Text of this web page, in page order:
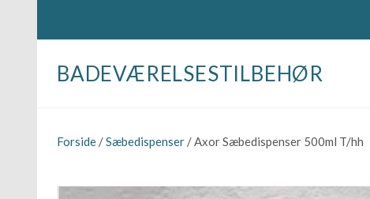
BADEVÆRELSESTILBEHØR
Forside /Sæbedispenser / Axor Sæbedispenser 500ml T/hh